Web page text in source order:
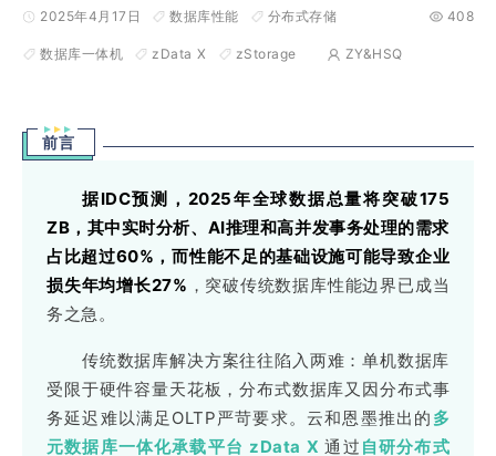
2025年4月17日 数据库性能 分布式存储
数据库一体机 zData X zStorage ZY&HSQ
408
前言
据IDC预测，2025年全球数据总量将突破175
ZB，其中实时分析、AI推理和高并发事务处理的需求
占比超过60%，而性能不足的基础设施可能导致企业
损失年均增长27% ，突破传统数据库性能边界已成当
务之急。
传统数据库解决方案往往陷入两难：单机数据库
受限于硬件容量天花板，分布式数据库又因分布式事
务延迟难以满足OLTP严苛要求。云和恩墨推出的 多
元数据库一体化承载平台 zData X通过 自研分布式